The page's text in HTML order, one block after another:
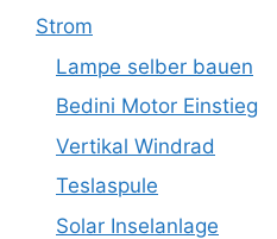
Strom
Lampe selber bauen
Bedini Motor Einstieg
Vertikal Windrad
Teslaspule
Solar Inselanlage